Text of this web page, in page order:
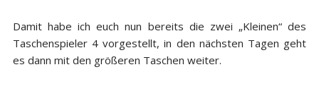
Damit habe ich euch nun bereits die zwei „Kleinen“ des
Taschenspieler 4 vorgestellt, in den nächsten Tagen geht
es dann mit den größeren Taschen weiter.